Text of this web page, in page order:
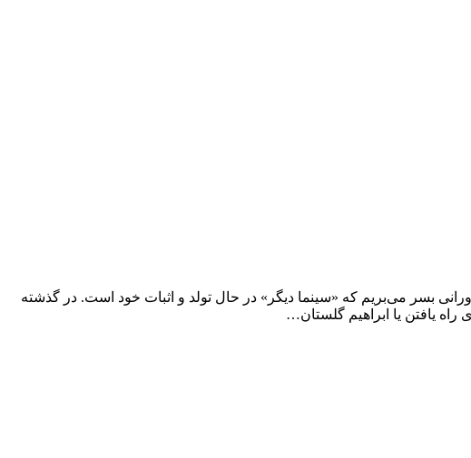
شکل گرفت در دورانی بسر می‌بریم که «سینما دیگر» در حال تولد و اثبات خود است. در گذشته
یافتن یا ابراهیم گلستان…